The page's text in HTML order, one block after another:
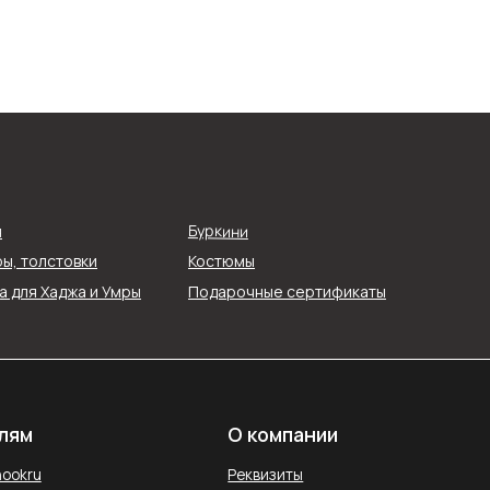
толстовки
Буркини
Костюмы
Подарочные сертификаты
для Хаджа и Умры
Блог
Службы доставки